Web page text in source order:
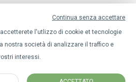
Continua senza accettare
l'utlizzo di cookie et tecnologie
nostra società di analizzare il traffico e
interessi.